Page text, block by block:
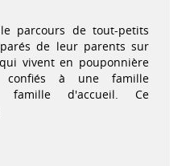
parcours de tout-petits
de leur parents sur
vivent en pouponnière
à une famille
d'accueil. Ce